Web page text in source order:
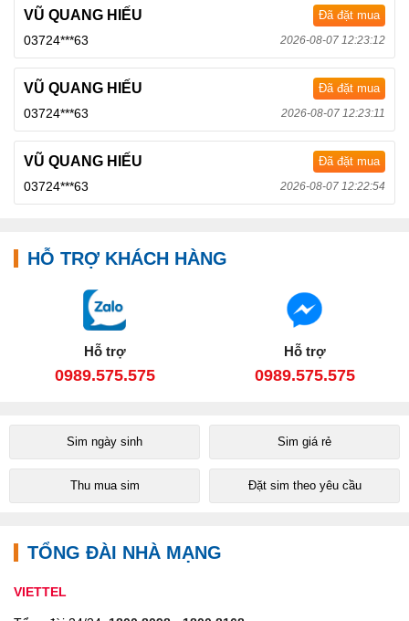
VŨ QUANG HIẾU Đã đặt mua
03724***63 2026-08-07 12:23:12
VŨ QUANG HIẾU Đã đặt mua
03724***63 2026-08-07 12:23:11
VŨ QUANG HIẾU Đã đặt mua
03724***63 2026-08-07 12:22:54
HỖ TRỢ KHÁCH HÀNG
Hỗ trợ
0989.575.575
Hỗ trợ
0989.575.575
Sim ngày sinh Sim giá rẻ
Thu mua sim Đặt sim theo yêu cầu
TỔNG ĐÀI NHÀ MẠNG
VIETTEL